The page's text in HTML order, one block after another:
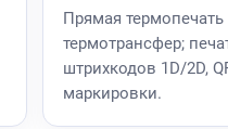
Прямая термопечать
термотрансфер;
штрихкодов 1D/2D,
маркировки.